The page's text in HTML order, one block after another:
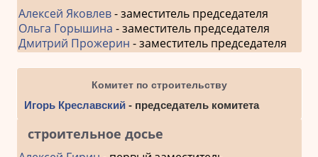
Алексей Яковлев- заместитель председателя
Ольга Горышина - заместитель председателя
Дмитрий Прожерин - заместитель председателя
Комитет по строительству
Игорь Креславский - председатель комитета
строительное досье